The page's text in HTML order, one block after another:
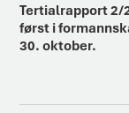
Tertialrapport 2/
først i
30. oktober.